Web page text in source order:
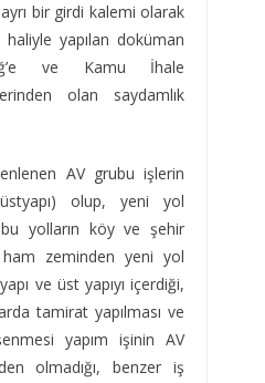
bir girdi kalemi olarak
yapılan doküman
ve Kamu İhale
olan saydamlık
AV grubu işlerin
olup, yeni yol
yolların köy ve şehir
zeminden yeni yol
ve üst yapıyı içerdiği,
tamirat yapılması ve
yapım işinin AV
olmadığı, benzer iş